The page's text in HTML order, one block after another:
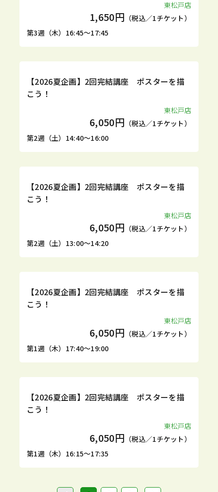
東松戸店
1,650円 （税込／1チケット）
第3週（木）16:45～17:45
1DAY
【2026夏企画】2回完結講座 ポスターを描
こう！
東松戸店
6,050円 （税込／1チケット）
第2週（土）14:40～16:00
1DAY
【2026夏企画】2回完結講座 ポスターを描
こう！
東松戸店
6,050円 （税込／1チケット）
第2週（土）13:00～14:20
1DAY
【2026夏企画】2回完結講座 ポスターを描
こう！
東松戸店
6,050円 （税込／1チケット）
第1週（木）17:40～19:00
1DAY
【2026夏企画】2回完結講座 ポスターを描
こう！
東松戸店
6,050円 （税込／1チケット）
第1週（木）16:15～17:35